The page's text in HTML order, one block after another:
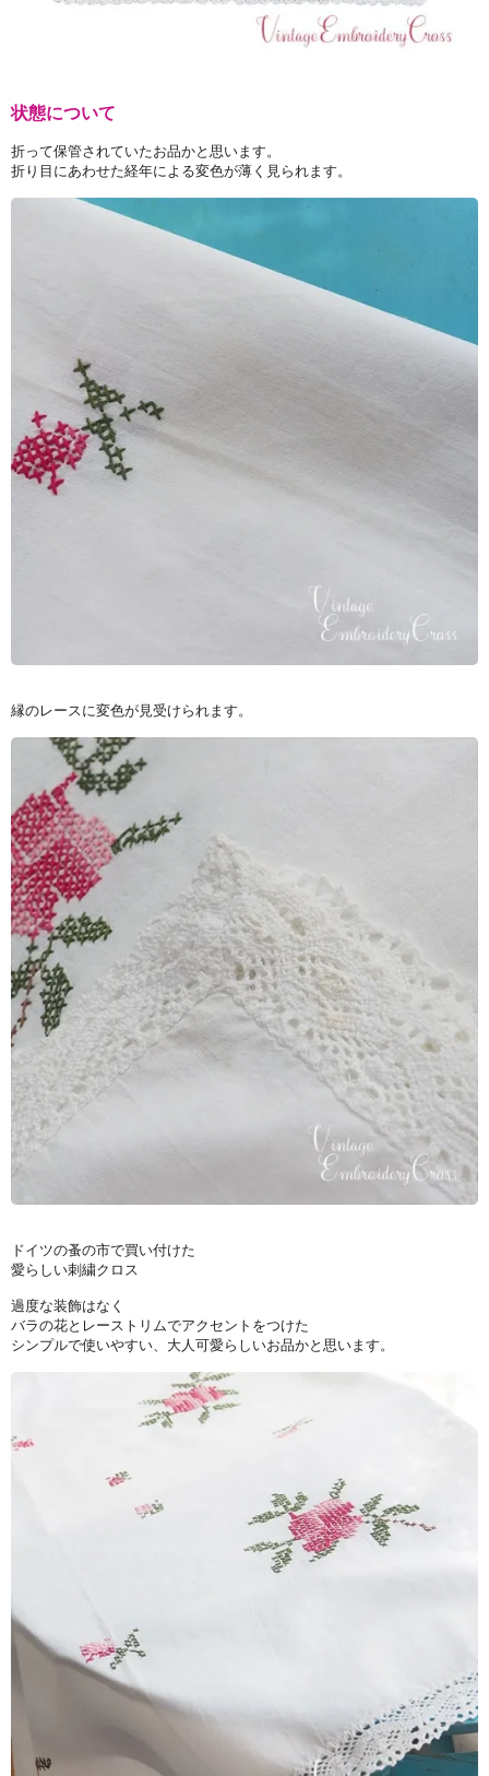
状態について
折って保管されていたお品かと思います。
折り目にあわせた経年による変色が薄く見られます。
縁のレースに変色が見受けられます。
ドイツの蚤の市で買い付けた
愛らしい刺繍クロス
過度な装飾はなく
バラの花とレーストリムでアクセントをつけた
シンプルで使いやすい、大人可愛らしいお品かと思います。